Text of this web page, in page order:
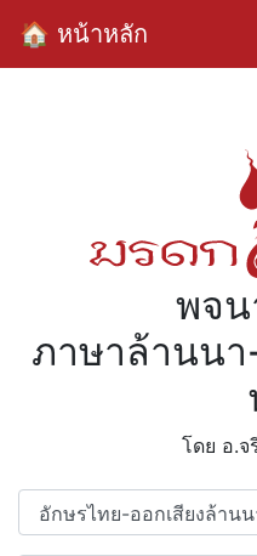
🏠 หน้าหลัก
พจน
ภาษาล้านน
โดย อ.จ